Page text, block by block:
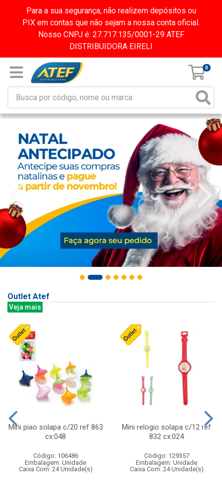
Para a sua segurança, não realizem depósitos ou
PIX em contas que não sejam a nossa conta oficial.
Nosso CNPJ é: 27.717.135/0001-29 ATEF
DISTRIBUIDORA EIRELI
0
Outlet Atef
Veja mais
Mini piao solapa c/20 ref 863
cx:048
Código: 106486
Embalagem: Unidade
Caixa Com: 24 Unidade(s)
Mini relogio solapa c/12 ref
832 cx:024
Código: 129357
Embalagem: Unidade
Caixa Com: 24 Unidade(s)